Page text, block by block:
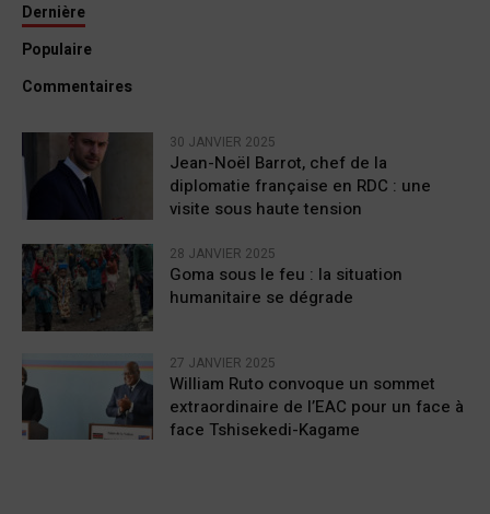
Dernière
Populaire
Commentaires
30 JANVIER 2025
Jean-Noël Barrot, chef de la
diplomatie française en RDC : une
visite sous haute tension
28 JANVIER 2025
Goma sous le feu : la situation
humanitaire se dégrade
27 JANVIER 2025
William Ruto convoque un sommet
extraordinaire de l’EAC pour un face à
face Tshisekedi-Kagame